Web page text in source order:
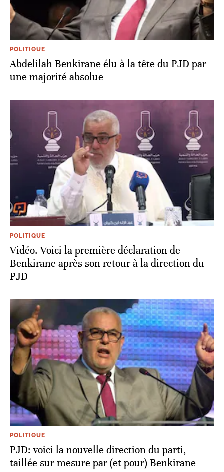
POLITIQUE
Abdelilah Benkirane élu à la tête du PJD par
une majorité absolue
POLITIQUE
Vidéo. Voici la première déclaration de
Benkirane après son retour à la direction du
PJD
POLITIQUE
PJD: voici la nouvelle direction du parti,
taillée sur mesure par (et pour) Benkirane